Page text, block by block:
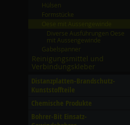
Hülsen
Formstücke
Diverse Ausführungen Oese
mit Aussengewinde
Gabelspanner
Reinigungsmittel und
Verbindungskleber
Distanzplatten-Brandschutz-
Kunststoffteile
Chemische Produkte
Bohrer-Bit Einsatz-